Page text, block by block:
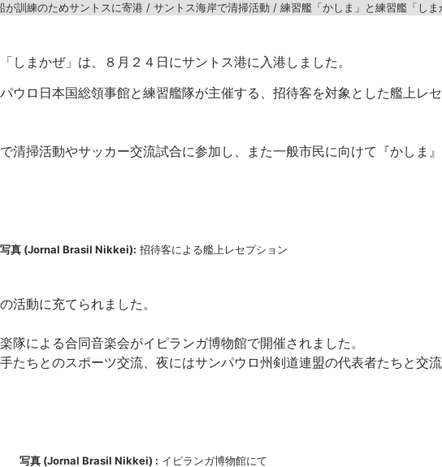
が訓練のためサントスに寄港 / サントス海岸で清掃活動 / 練習艦「かしま」と練習艦「しま
しまかぜ」は、８月２４日にサントス港に入港しました。
ウロ日本国総領事館と練習艦隊が主催する、招待客を対象とした艦上レ
清掃活動やサッカー交流試合に参加し、また一般市民に向けて『かしま
写真 (Jornal Brasil Nikkei): 招待客による艦上レセプション
活動に充てられました。
隊による合同音楽会がイピランガ博物館で開催されました。
たちとのスポーツ交流、夜にはサンパウロ州剣道連盟の代表者たちと交流
写真 (Jornal Brasil Nikkei) : イピランガ博物館にて